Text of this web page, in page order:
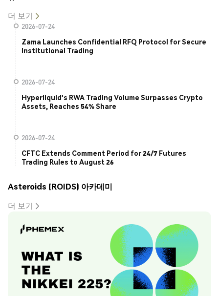
더 보기
2026-07-24
Zama Launches Confidential RFQ Protocol for Secure
Institutional Trading
2026-07-24
Hyperliquid's RWA Trading Volume Surpasses Crypto
Assets, Reaches 54% Share
2026-07-24
CFTC Extends Comment Period for 24/7 Futures
Trading Rules to August 26
Asteroids (ROIDS) 아카데미
더 보기